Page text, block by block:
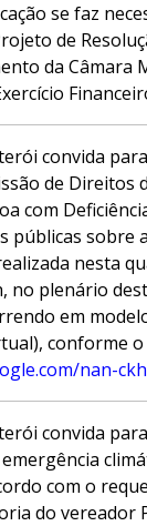
se faz
de
da Câmara
convida
de Direitos
com
públicas sobre
nesta
no plenário
em
conforme o
nan-
convida
com o
do vereador